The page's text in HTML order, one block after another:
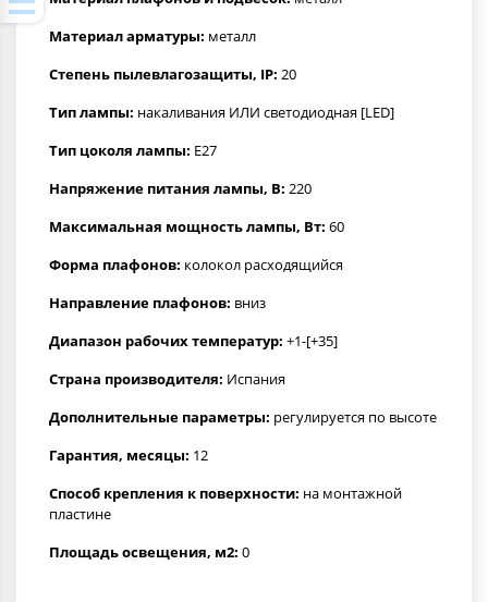
Материал арматуры: металл
Степень пылевлагозащиты, IP: 20
Тип лампы: накаливания ИЛИ светодиодная [LED]
Тип цоколя лампы: E27
Напряжение питания лампы, В: 220
Максимальная мощность лампы, Вт: 60
Форма плафонов: колокол расходящийся
Направление плафонов: вниз
Диапазон рабочих температур: +1-[+35]
Страна производителя: Испания
Дополнительные параметры: регулируется по высоте
Гарантия, месяцы: 12
Способ крепления к поверхности: на монтажной
пластине
Площадь освещения, м2: 0